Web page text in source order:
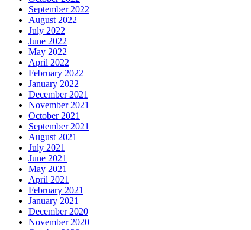
September 2022
August 2022
July 2022
June 2022
May 2022
April 2022
February 2022
January 2022
December 2021
November 2021
October 2021
September 2021
August 2021
July 2021
June 2021
May 2021
April 2021
February 2021
January 2021
December 2020
November 2020